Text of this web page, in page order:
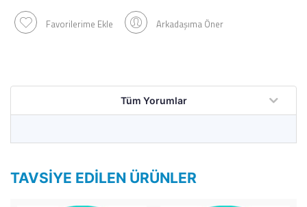
Favorilerime Ekle Arkadaşıma Öner
Tüm Yorumlar
TAVSIYE EDILEN ÜRÜNLER